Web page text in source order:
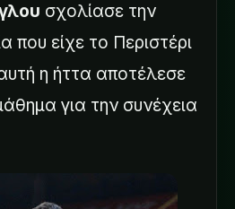
σχολίασε την
που είχε το Περιστέρι
η ήττα αποτέλεσε
για την συνέχεια